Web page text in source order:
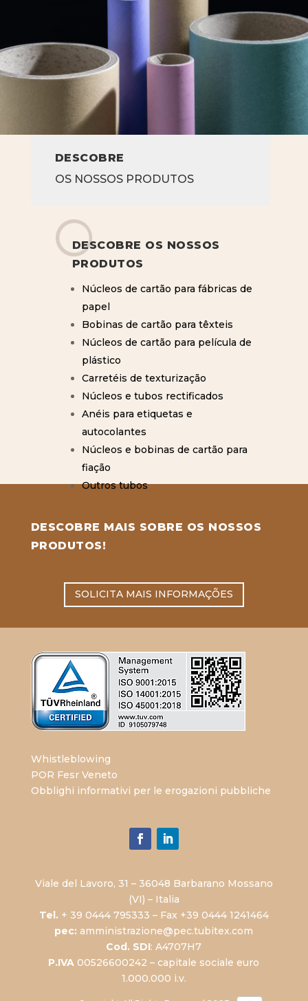
DESCOBRE
OS NOSSOS PRODUTOS
DESCOBRE OS NOSSOS
PRODUTOS
Núcleos de cartão para fábricas de
papel
Bobinas de cartão para têxteis
Núcleos de cartão para película de
plástico
Carretéis de texturização
Núcleos e tubos rectificados
Anéis para etiquetas e
autocolantes
Núcleos e bobinas de cartão para
fiação
Outros tubos
DESCOBRE MAIS SOBRE OS NOSSOS
PRODUTOS!
SOLICITA MAIS INFORMAÇÕES
Whistleblowing
POR Fesr Veneto
Obblighi informativi per le erogazioni pubbliche
Viale del Lavoro, 31 – 36048 Barbarano Mossano
(VI) – Italia
Tel. + 39 0444 795333 – Fax +39 0444 1241464
pec: amministrazione@pec.tubitex.com
Cod. SDI: A4707H7
P.IVA 00526600242 – capitale sociale euro
1.000.000 i.v.